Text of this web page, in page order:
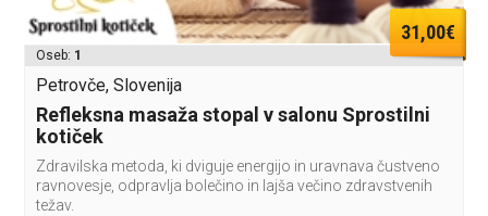
31,00€
Oseb: 1
Petrovče, Slovenija
Refleksna masaža stopal v salonu Sprostilni
kotiček
Zdravilska metoda, ki dviguje energijo in uravnava čustveno
ravnovesje, odpravlja bolečino in lajša večino zdravstvenih
težav.